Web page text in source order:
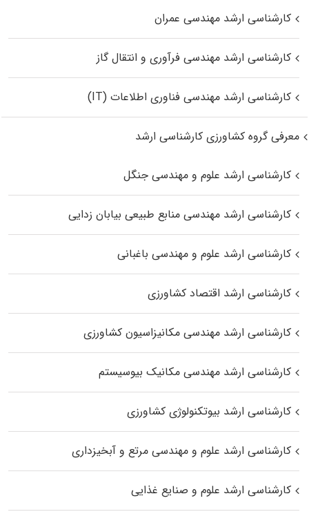
کارشناسی ارشد مهندسی عمران
کارشناسی ارشد مهندسی فرآوری و انتقال گاز
کارشناسی ارشد مهندسی فناوری اطلاعات (IT)
معرفی گروه کشاورزی کارشناسی ارشد
کارشناسی ارشد علوم و مهندسی جنگل
کارشناسی ارشد مهندسی منابع طبیعی بیابان زدایی
کارشناسی ارشد علوم و مهندسی باغبانی
کارشناسی ارشد اقتصاد کشاورزی
کارشناسی ارشد مهندسی مکانیزاسیون کشاورزی
کارشناسی ارشد مهندسی مکانیک بیوسیستم
کارشناسی ارشد بیوتکنولوژی کشاورزی
کارشناسی ارشد علوم و مهندسی مرتع و آبخیزداری
کارشناسی ارشد علوم و صنایع غذایی